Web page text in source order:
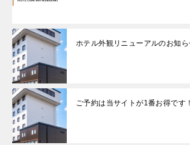
ホテル外観リニューアルのお知ら
ご予約は当サイトが1番お得です！